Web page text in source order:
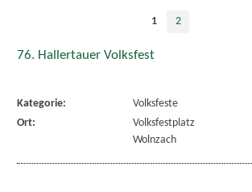
1 2
76. Hallertauer Volksfest
Kategorie:
Volksfeste
Ort:
Volksfestplatz
Wolnzach